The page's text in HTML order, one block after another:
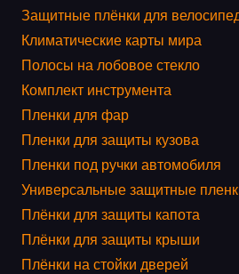
Защитные плёнки для
Климатические карты мира
Полосы на лобовое стекло
Комплект инструмента
Пленки для фар
Пленки для защиты кузова
Пленки под ручки автомобиля
Универсальные защитные
Плёнки для защиты капота
Плёнки для защиты крыши
Плёнки на стойки дверей